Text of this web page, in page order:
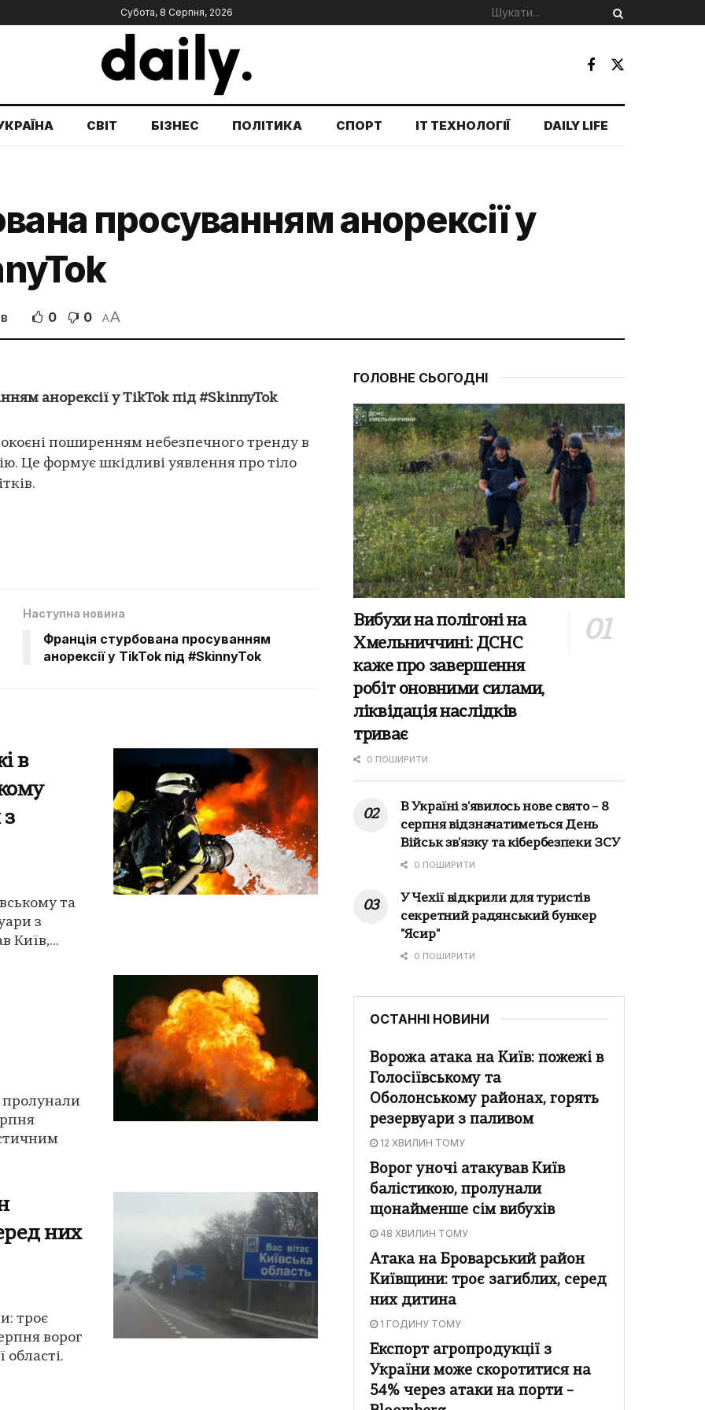
Субота, 8 Серпня, 2026
СВІТ БІЗНЕС ПОЛІТИКА СПОРТ IT ТЕХНОЛОГІЇ DAILY LIFE
просуванням анорексії у
0 0 AA
анорексії у TikTok під #SkinnyTok
поширенням небезпечного тренду в
Це формує шкідливі уявлення про тіло
Наступна новина
Франція стурбована просуванням
анорексії у TikTok під #SkinnyTok
в
з
та
з
Київ,...
пролунали
них
троє
ворог
області.
ГОЛОВНЕ СЬОГОДНІ
Вибухи на полігоні на
Хмельниччині: ДСНС
каже про завершення
робіт оновними силами,
ліквідація наслідків
триває
0 ПОШИРИТИ
В Україні з'явилось нове свято – 8
серпня відзначатиметься День
Військ зв'язку та кібербезпеки ЗСУ
0 ПОШИРИТИ
У Чехії відкрили для туристів
секретний радянський бункер
"Ясир"
0 ПОШИРИТИ
ОСТАННІ НОВИНИ
Ворожа атака на Київ: пожежі в
Голосіївському та
Оболонському районах, горять
резервуари з паливом
12 ХВИЛИН ТОМУ
Ворог уночі атакував Київ
балістикою, пролунали
щонайменше сім вибухів
48 ХВИЛИН ТОМУ
Атака на Броварський район
Київщини: троє загиблих, серед
них дитина
1 ГОДИНУ ТОМУ
Експорт агропродукції з
України може скоротитися на
54% через атаки на порти –